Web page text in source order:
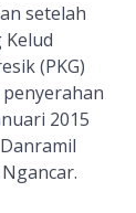
setelah
(PKG)
penyerahan
2015